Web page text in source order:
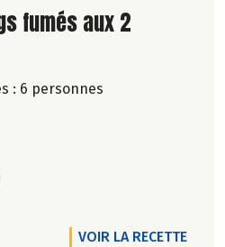
recette
fumés aux 2
: 6 personnes
VOIR LA RECETTE